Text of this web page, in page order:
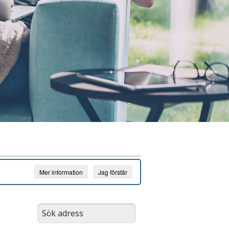
Jag förstår
Mer information